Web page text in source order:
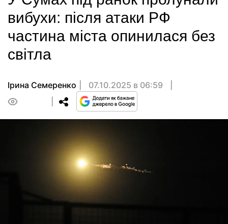
вибухи: після атаки РФ
частина міста опинилася без
світла
Ірина Семеренко
07.10.2025 в 06:59